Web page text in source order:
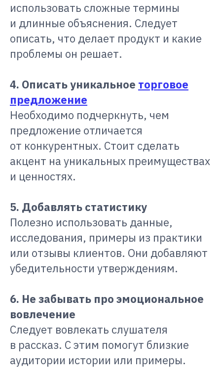
использовать сложные термины
и длинные объяснения. Следует
описать, что делает продукт и какие
проблемы он решает.
4. Описать уникальное торговое
предложение
Необходимо подчеркнуть, чем
предложение отличается
от конкурентных. Стоит сделать
акцент на уникальных преимуществах
и ценностях.
5. Добавлять статистику
Полезно использовать данные,
исследования, примеры из практики
или отзывы клиентов. Они добавляют
убедительности утверждениям.
6. Не забывать про эмоциональное
вовлечение
Следует вовлекать слушателя
в рассказ. С этим помогут близкие
аудитории истории или примеры.